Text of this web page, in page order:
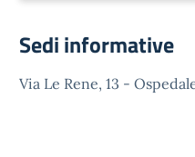
Sedi informative
Via Le Rene, 13 -